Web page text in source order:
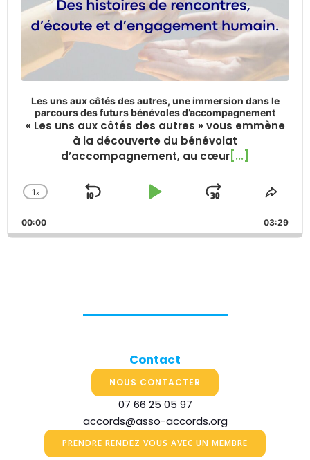
Les uns aux côtés des autres, une immersion dans le
parcours des futurs bénévoles d’accompagnement
« Les uns aux côtés des autres » vous emmène
à la découverte du bénévolat
d’accompagnement, au cœur [...]
Change
Rate
1x
Skip
Play
Jump
Forward
Share
00:00 03:29
Contact
NOUS CONTACTER
07 66 25 05 97
accords@asso-accords.org
PRENDRE RENDEZ VOUS AVEC UN MEMBRE